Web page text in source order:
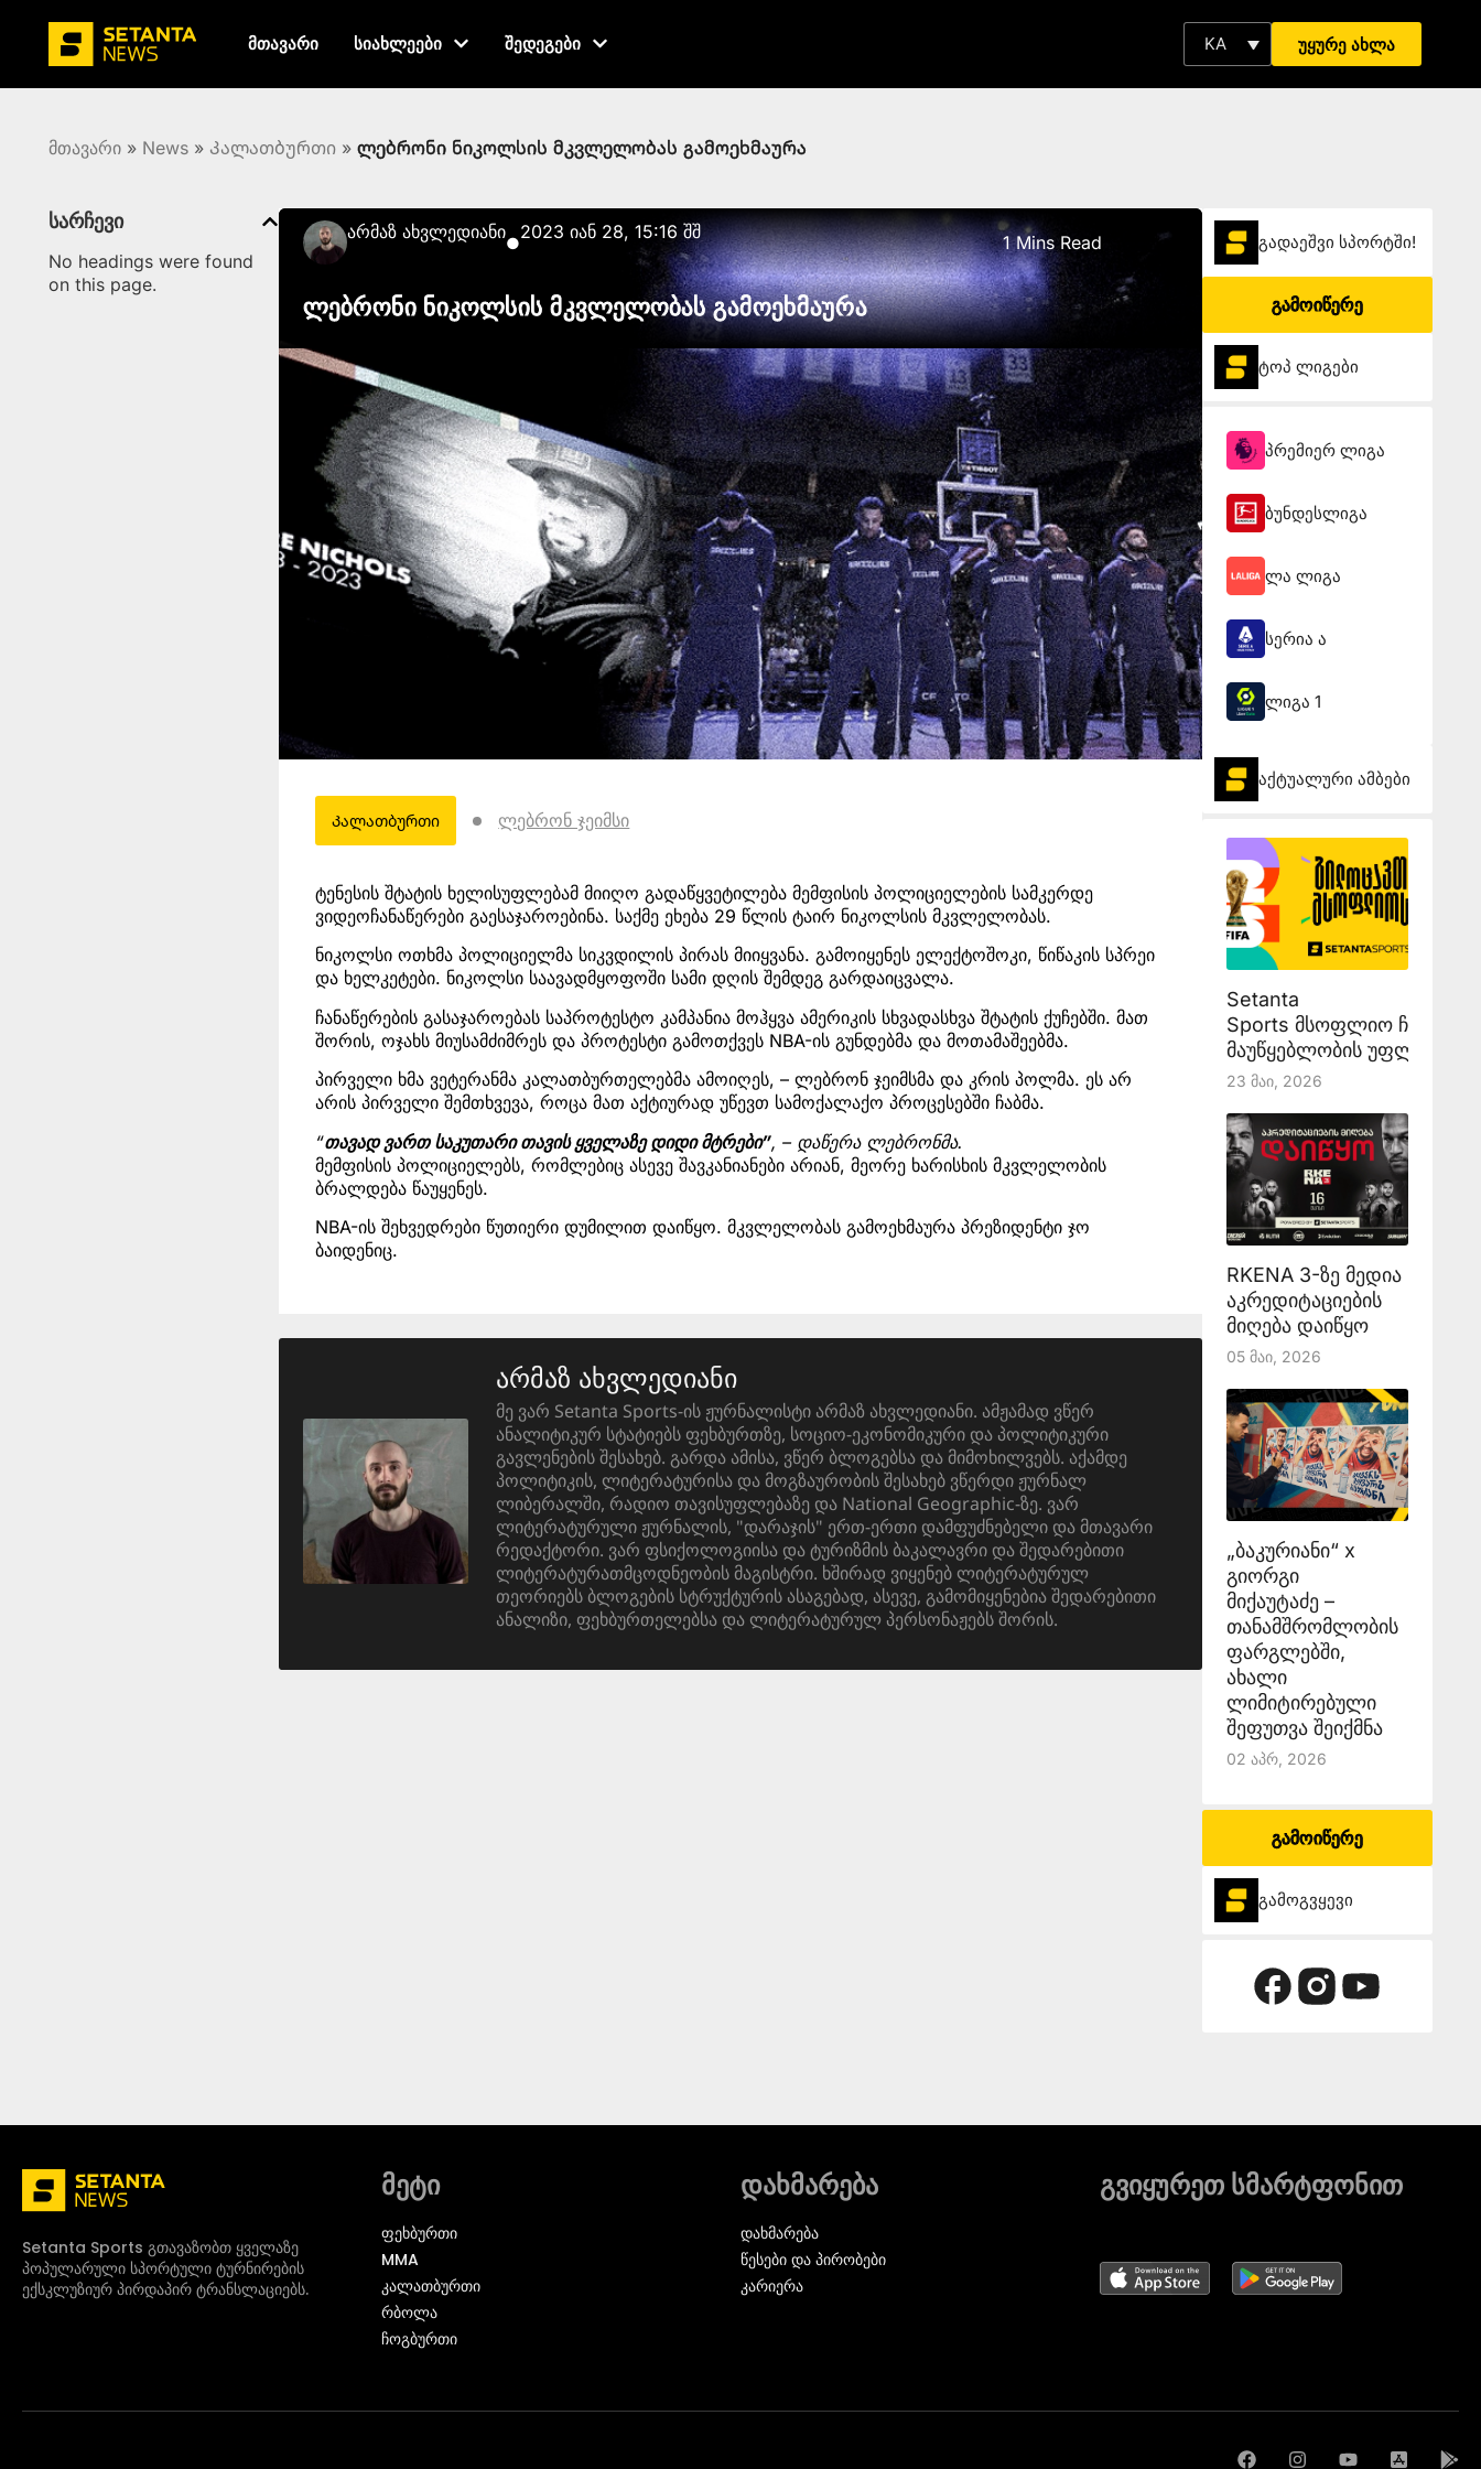
მთავარი სიახლეები შედეგები KA უყურე ახლა
მთავარი » News » Კალათბურთი » ლებრონი ნიკოლსის მკვლელობას გამოეხმაურა
სარჩევი
No headings were found
on this page.
Არმაზ Ახვლედიანი●2023 იან 28, 15:16 შშ 1 Mins Read
ლებრონი ნიკოლსის მკვლელობას გამოეხმაურა
Კალათბურთი ლებრონ ჯეიმსი
ტენესის შტატის ხელისუფლებამ მიიღო გადაწყვეტილება მემფისის პოლიციელების სამკერდე
ვიდეოჩანაწერები გაესაჯაროებინა. საქმე ეხება 29 წლის ტაირ ნიკოლსის მკვლელობას.
ნიკოლსი ოთხმა პოლიციელმა სიკვდილის პირას მიიყვანა. გამოიყენეს ელექტოშოკი, წიწაკის სპრეი
და ხელკეტები. ნიკოლსი საავადმყოფოში სამი დღის შემდეგ გარდაიცვალა.
ჩანაწერების გასაჯაროებას საპროტესტო კამპანია მოჰყვა ამერიკის სხვადასხვა შტატის ქუჩებში. მათ
შორის, ოჯახს მიუსამძიმრეს და პროტესტი გამოთქვეს NBA-ის გუნდებმა და მოთამაშეებმა.
პირველი ხმა ვეტერანმა კალათბურთელებმა ამოიღეს, – ლებრონ ჯეიმსმა და კრის პოლმა. ეს არ
არის პირველი შემთხვევა, როცა მათ აქტიურად უწევთ სამოქალაქო პროცესებში ჩაბმა.
“თავად ვართ საკუთარი თავის ყველაზე დიდი მტრები”, – დაწერა ლებრონმა.
მემფისის პოლიციელებს, რომლებიც ასევე შავკანიანები არიან, მეორე ხარისხის მკვლელობის
ბრალდება წაუყენეს.
NBA-ის შეხვედრები წუთიერი დუმილით დაიწყო. მკვლელობას გამოეხმაურა პრეზიდენტი ჯო
ბაიდენიც.
არმაზ ახვლედიანი
მე ვარ Setanta Sports-ის ჟურნალისტი არმაზ ახვლედიანი. ამჟამად ვწერ
ანალიტიკურ სტატიებს ფეხბურთზე, სოციო-ეკონომიკური და პოლიტიკური
გავლენების შესახებ. გარდა ამისა, ვწერ ბლოგებსა და მიმოხილვებს. აქამდე
პოლიტიკის, ლიტერატურისა და მოგზაურობის შესახებ ვწერდი ჟურნალ
ლიბერალში, რადიო თავისუფლებაზე და National Geographic-ზე. ვარ
ლიტერატურული ჟურნალის, "დარაჯის" ერთ-ერთი დამფუძნებელი და მთავარი
რედაქტორი. ვარ ფსიქოლოგიისა და ტურიზმის ბაკალავრი და შედარებითი
ლიტერატურათმცოდნეობის მაგისტრი. ხშირად ვიყენებ ლიტერატურულ
თეორიებს ბლოგების სტრუქტურის ასაგებად, ასევე, გამომიყენებია შედარებითი
ანალიზი, ფეხბურთელებსა და ლიტერატურულ პერსონაჟებს შორის.
გადაეშვი სპორტში!
გამოიწერე
ტოპ ლიგები
პრემიერ ლიგა
ბუნდესლიგა
ლა ლიგა
სერია ა
ლიგა 1
აქტუალური ამბები
Setanta
Sports მსოფლიო
მაუწყებლობის უფლებას
23 Მაი, 2026
RKENA 3-ზე მედია
აკრედიტაციების
მიღება დაიწყო
05 Მაი, 2026
„ბაკურიანი“ x
გიორგი
მიქაუტაძე –
თანამშრომლობის
ფარგლებში,
ახალი
ლიმიტირებული
შეფუთვა შეიქმნა
02 Აპრ, 2026
გამოიწერე
გამოგვყევი
Setanta Sports გთავაზობთ ყველაზე
პოპულარული სპორტული ტურნირების
ექსკლუზიურ პირდაპირ ტრანსლაციებს.
მეტი
ᲤᲔᲮᲑᲣᲠᲗᲘ
MMA
ᲙᲐᲚᲐᲗᲑᲣᲠᲗᲘ
ᲠᲑᲝᲚᲐ
ᲩᲝᲒᲑᲣᲠᲗᲘ
დახმარება
დახმარება
წესები და პირობები
კარიერა
გვიყურეთ სმარტფონით